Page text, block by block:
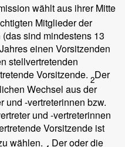
wählt aus ihrer Mitte
Mitglieder der
sind mindestens 13
einen Vorsitzenden
stellvertretenden
Vorsitzende. 2Der
Wechsel aus der
und -vertreterinnen bzw.
und -vertreterinnen
Vorsitzende ist
wählen.
Der oder die